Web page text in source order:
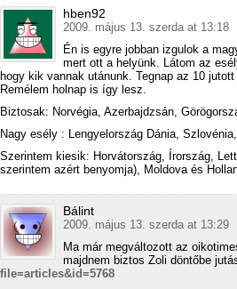
hben92
2009. május 13. szerda at 13:18
Én is egyre jobban izgulok a
mert ott a helyünk. Látom az
hogy kik vannak utánunk. Tegnap az 10
Remélem holnap is így lesz.
Biztosak: Norvégia, Azerbajdzsán,
Nagy esély : Lengyelország Dánia,
Szerintem kiesik: Horvátország, Írország,
szerintem azért benyomja), Moldova és
Bálint
2009. május 13. szerda at 13:29
Ma már megváltozott az
majdnem biztos Zoli döntőbe
file=articles&id=5768